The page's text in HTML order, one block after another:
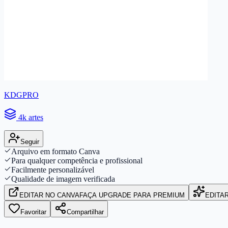
KDGPRO
4k artes
Seguir
Arquivo em formato Canva
Para qualquer competência e profissional
Facilmente personalizável
Qualidade de imagem verificada
EDITAR NO CANVAFAÇA UPGRADE PARA PREMIUM
Favoritar Compartilhar